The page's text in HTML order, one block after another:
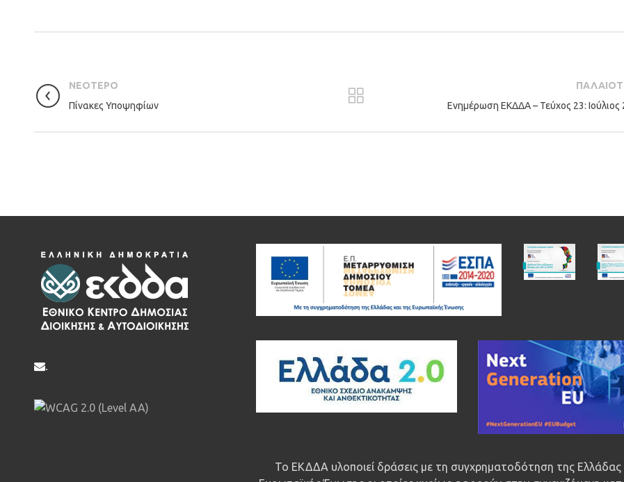
ΝΕΟΤΕΡΟ
Πίνακες Υποψηφίων
Ενημέρωση ΕΚΔΔΑ – Τεύχος 23: Ιούλιος
.
Το ΕΚΔΔΑ υλοποιεί δράσεις με τη συγχρηματοδότηση της Ελλάδας